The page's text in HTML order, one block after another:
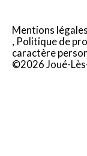
Mentions légales
Politique de
caractère
©2026 Joué-